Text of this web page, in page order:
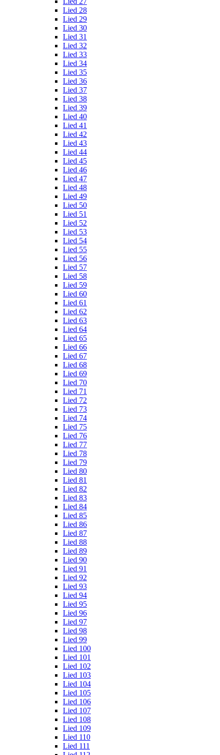
Lied 28
Lied 29
Lied 30
Lied 31
Lied 32
Lied 33
Lied 34
Lied 35
Lied 36
Lied 37
Lied 38
Lied 39
Lied 40
Lied 41
Lied 42
Lied 43
Lied 44
Lied 45
Lied 46
Lied 47
Lied 48
Lied 49
Lied 50
Lied 51
Lied 52
Lied 53
Lied 54
Lied 55
Lied 56
Lied 57
Lied 58
Lied 59
Lied 60
Lied 61
Lied 62
Lied 63
Lied 64
Lied 65
Lied 66
Lied 67
Lied 68
Lied 69
Lied 70
Lied 71
Lied 72
Lied 73
Lied 74
Lied 75
Lied 76
Lied 77
Lied 78
Lied 79
Lied 80
Lied 81
Lied 82
Lied 83
Lied 84
Lied 85
Lied 86
Lied 87
Lied 88
Lied 89
Lied 90
Lied 91
Lied 92
Lied 93
Lied 94
Lied 95
Lied 96
Lied 97
Lied 98
Lied 99
Lied 100
Lied 101
Lied 102
Lied 103
Lied 104
Lied 105
Lied 106
Lied 107
Lied 108
Lied 109
Lied 110
Lied 111